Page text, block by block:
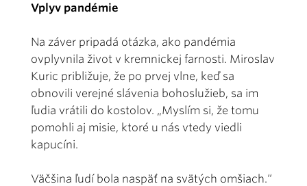
Vplyv pandémie
Na záver pripadá otázka, ako pandémia
ovplyvnila život v kremnickej farnosti. Miroslav
Kuric približuje, že po prvej vlne, keď sa
obnovili verejné slávenia bohoslužieb, sa im
ľudia vrátili do kostolov. „Myslím si, že tomu
pomohli aj misie, ktoré u nás vtedy viedli
kapucíni.
Väčšina ľudí bola naspäť na svätých omšiach.“